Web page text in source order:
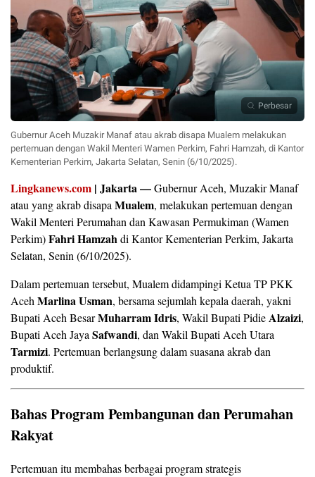
Perbesar
Gubernur Aceh Muzakir Manaf atau akrab disapa Mualem melakukan
pertemuan dengan Wakil Menteri Wamen Perkim, Fahri Hamzah, di Kantor
Kementerian Perkim, Jakarta Selatan, Senin (6/10/2025).
Lingkanews.com | Jakarta —Gubernur Aceh, Muzakir Manaf
atau yang akrab disapaMualem, melakukan pertemuan dengan
Wakil Menteri Perumahan dan Kawasan Permukiman (Wamen
Perkim)Fahri Hamzahdi Kantor Kementerian Perkim, Jakarta
Selatan, Senin (6/10/2025).
Dalam pertemuan tersebut, Mualem didampingi Ketua TP PKK
AcehMarlina Usman, bersama sejumlah kepala daerah, yakni
Bupati Aceh BesarMuharram Idris, Wakil Bupati PidieAlzaizi,
Bupati Aceh JayaSafwandi, dan Wakil Bupati Aceh Utara
Tarmizi. Pertemuan berlangsung dalam suasana akrab dan
produktif.
Bahas Program Pembangunan dan Perumahan
Rakyat
Pertemuan itu membahas berbagai program strategis